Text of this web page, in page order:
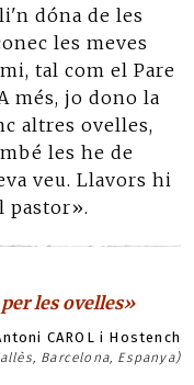
dóna de les
les meves
tal com el Pare
més, jo dono la
altres ovelles,
les he de
veu. Llavors hi
pastor».
les ovelles»
CAROL i Hostench
Barcelona, Espanya)